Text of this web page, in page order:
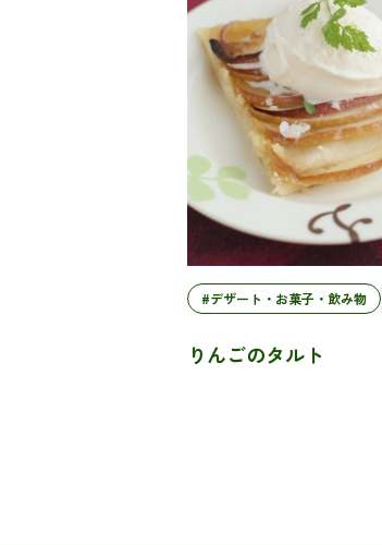
#デザート・お菓子・飲み物
りんごのタルト